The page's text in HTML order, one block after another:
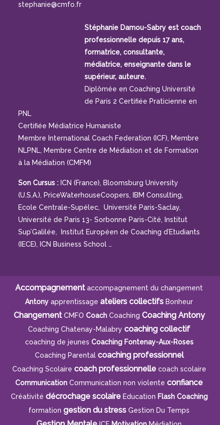
stephanie@cmfo.fr
Stéphanie Damou-Sabry est coach
professionnelle depuis 17 ans,
formatrice, consultante,
médiatrice, enseignante dans le
supérieur, auteure.
Diplômée en Coaching Université
de Paris 2 Certifiée Praticienne en
PNL
Certifiée Médiatrice Humaniste
Membre International Coach Federation (ICF), Membre
NLPNL, Membre Centre de Médiation et de Formation
à la Médiation (CMFM)
Son Cursus : ICN (France), Bloomsburg University
(U.S.A.), PriceWaterhouseCoopers, IBM Consulting,
Ecole Centrale-Supélec, Université Paris-Saclay,
Université de Paris 13- Sorbonne Paris-Cité, Institut
Sup’Galilée, Institut Européen de Coaching d’Etudiants
(IECE), ICN Business School …
Accompagnement accompagnement du changement
Antony apprentissage ateliers collectifs Bonheur
Changement CMFO Coach Coaching Coaching Antony
Coaching Chatenay-Malabry coaching collectif
coaching de jeunes Coaching Fontenay-Aux-Roses
Coaching Parental coaching professionnel
Coaching Scolaire coach professionnelle coach scolaire
Communication Communication non violente confiance
Créativité décrochage scolaire Education Flash Coaching
formation gestion du stress Gestion Du Temps